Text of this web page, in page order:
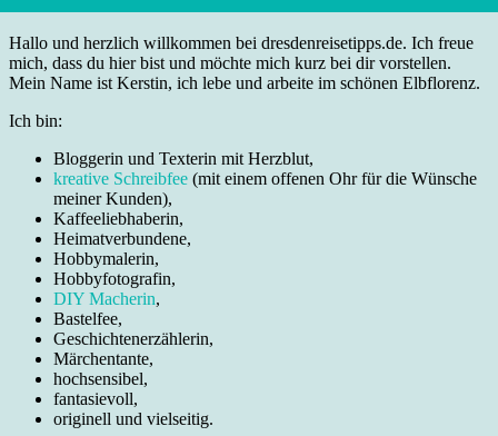
Hallo und herzlich willkommen bei dresdenreisetipps.de. Ich freue
mich, dass du hier bist und möchte mich kurz bei dir vorstellen.
Mein Name ist Kerstin, ich lebe und arbeite im schönen Elbflorenz.
Ich bin:
Bloggerin und Texterin mit Herzblut,
kreative Schreibfee (mit einem offenen Ohr für die Wünsche
meiner Kunden),
Kaffeeliebhaberin,
Heimatverbundene,
Hobbymalerin,
Hobbyfotografin,
DIY Macherin,
Bastelfee,
Geschichtenerzählerin,
Märchentante,
hochsensibel,
fantasievoll,
originell und vielseitig.